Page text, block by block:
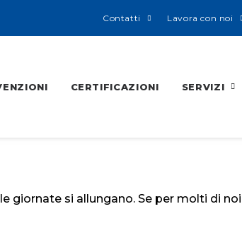
Contatti Lavora con noi
CERTIFICAZIONI SERVIZI
giornate si allungano. Se per molti di